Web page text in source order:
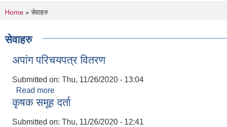
You are here
Home » सेवाहरु
सेवाहरु
अपांग परिचयपत्र वितरण
Submitted on: Thu, 11/26/2020 - 13:04
Read more
कृषक समूह दर्ता
Submitted on: Thu, 11/26/2020 - 12:41